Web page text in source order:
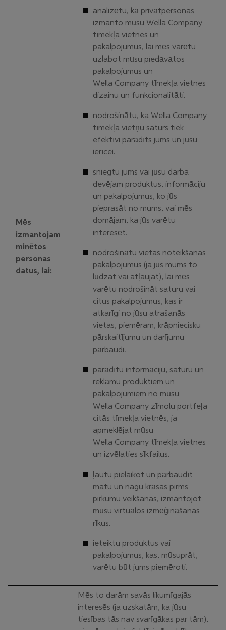
Mēs
izmantojam
minētos
personas
datus, lai:
analizētu, kā privātpersonas
izmanto mūsu Wella Company
tīmekļa vietnes un
pakalpojumus, lai mēs varētu
uzlabot mūsu piedāvātos
pakalpojumus un
Wella Company tīmekļa vietnes
dizainu un funkcionalitāti.
nodrošinātu, ka Wella Company
tīmekļa vietņu saturs tiek
efektīvi parādīts jums un jūsu
ierīcei.
sniegtu jums vai jūsu darba
devējam produktus, informāciju
un pakalpojumus, ko jūs
pieprasāt no mums, vai mēs
domājam, ka jūs varētu
interesēt.
nodrošinātu vietas noteikšanas
pakalpojumus (ja jūs mums to
lūdzat vai atļaujat), lai mēs
varētu nodrošināt saturu vai
citus pakalpojumus, kas ir
atkarīgi no jūsu atrašanās
vietas, piemēram, krāpniecisku
pārskaitījumu un darījumu
pārbaudi.
parādītu informāciju, saturu un
reklāmu produktiem un
pakalpojumiem no mūsu
Wella Company zīmolu portfeļa
citās tīmekļa vietnēs, ja
apmeklējat mūsu
Wella Company tīmekļa vietnes
un izvēlaties sīkfailus.
ļautu pielaikot un pārbaudīt
matu un nagu krāsas pirms
pirkumu veikšanas, izmantojot
mūsu virtuālos izmēģināšanas
rīkus.
ieteiktu produktus vai
pakalpojumus, kas, mūsuprāt,
varētu būt jums piemēroti.
Mēs to darām savās likumīgajās
interesēs (ja uzskatām, ka jūsu
tiesības tās nav svarīgākas par tām),